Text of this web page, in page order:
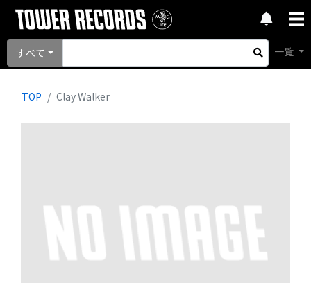
すべて 一覧
TOP Clay Walker